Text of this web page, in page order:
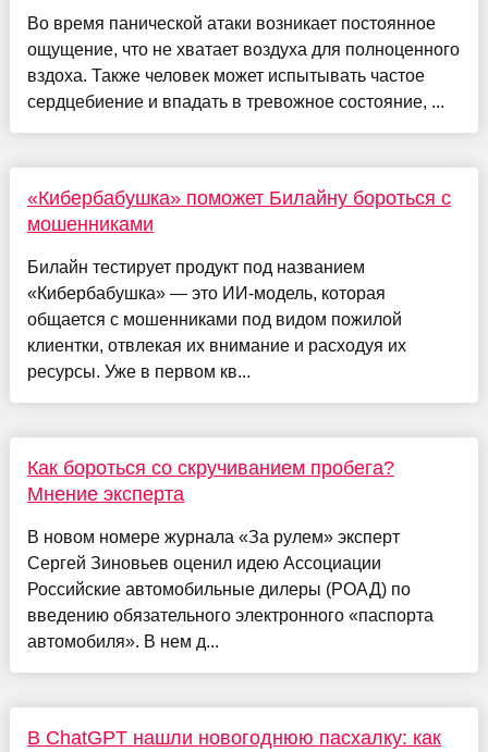
Во время панической атаки возникает постоянное
ощущение, что не хватает воздуха для полноценного
вздоха. Также человек может испытывать частое
сердцебиение и впадать в тревожное состояние, ...
«Кибербабушка» поможет Билайну бороться с
мошенниками
Билайн тестирует продукт под названием
«Кибербабушка» — это ИИ-модель, которая
общается с мошенниками под видом пожилой
клиентки, отвлекая их внимание и расходуя их
ресурсы. Уже в первом кв...
Как бороться со скручиванием пробега?
Мнение эксперта
В новом номере журнала «За рулем» эксперт
Сергей Зиновьев оценил идею Ассоциации
Российские автомобильные дилеры (РОАД) по
введению обязательного электронного «паспорта
автомобиля». В нем д...
В ChatGPT нашли новогоднюю пасхалку: как